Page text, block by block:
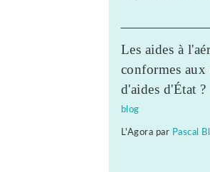
Les aides à
conformes aux
d'aides d'État ?
blog
L'Agora par Pascal